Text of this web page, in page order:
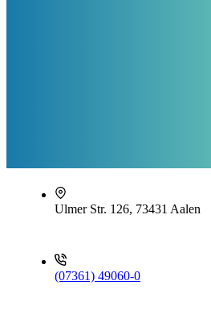
Ulmer Str. 126, 73431 Aalen
(07361) 49060-0